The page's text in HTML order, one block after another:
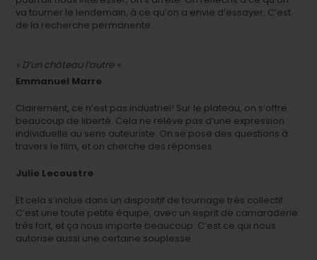
va tourner le lendemain, à ce qu’on a envie d’essayer. C’est
de la recherche permanente.
« D’un château l’autre »
Emmanuel Marre
Clairement, ce n’est pas industriel! Sur le plateau, on s’offre
beaucoup de liberté. Cela ne relève pas d’une expression
individuelle au sens auteuriste. On se pose des questions à
travers le film, et on cherche des réponses.
Julie Lecoustre
Et cela s’inclue dans un dispositif de tournage très collectif.
C’est une toute petite équipe, avec un esprit de camaraderie
très fort, et ça nous importe beaucoup. C’est ce qui nous
autorise aussi une certaine souplesse.